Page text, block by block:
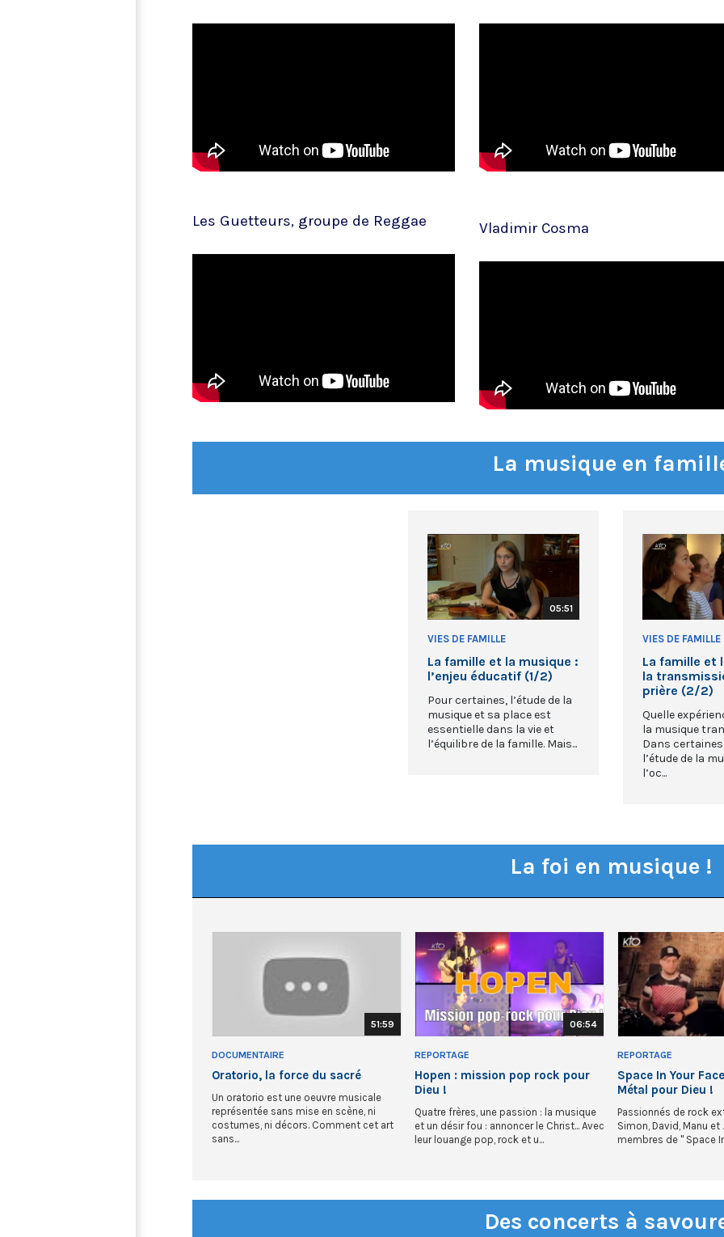
Les Guetteurs, groupe de Reggae Vladimir Cosma
La musique en
05:51
VIES DE FAMILLE
La famille et la musique :
l’enjeu éducatif (1/2)
Pour certaines, l’étude de la
musique et sa place est
essentielle dans la vie et
l’équilibre de la famille. Mais...
VIES DE FAMILLE
La famille et
la
prière (2/2)
Quelle
la musique
Dans
l’étude de la
l’oc...
La foi en musique !
51:59
DOCUMENTAIRE
Oratorio, la force du sacré
Un oratorio est une oeuvre musicale
représentée sans mise en scène, ni
costumes, ni décors. Comment cet art
sans...
06:54
REPORTAGE
Hopen : mission pop rock pour
Dieu !
Quatre frères, une passion : la musique
et un désir fou : annoncer le Christ... Avec
leur louange pop, rock et u...
REPORTAGE
Space In Your
Métal pour Dieu !
Passionnés de rock
Simon, David, Manu
membres de " Space In
Des concerts à